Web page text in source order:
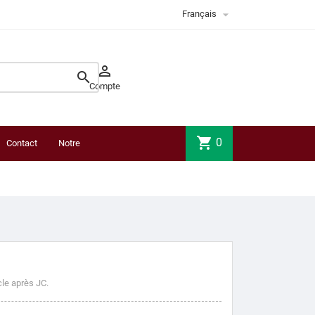
Français 
 
Compte
Contact Notre shopping_cart 0
après JC.